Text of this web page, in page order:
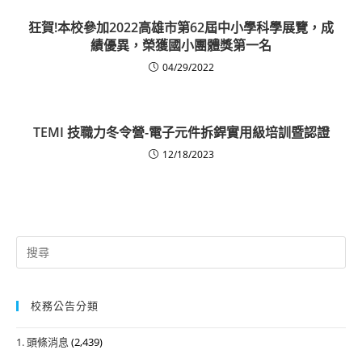
狂賀!本校參加2022高雄市第62屆中小學科學展覽，成
績優異，榮獲國小團體獎第一名
04/29/2022
TEMI 技職力冬令營-電子元件拆銲實用級培訓暨認證
12/18/2023
Search
for:
校務公告分類
1. 頭條消息 (2,439)